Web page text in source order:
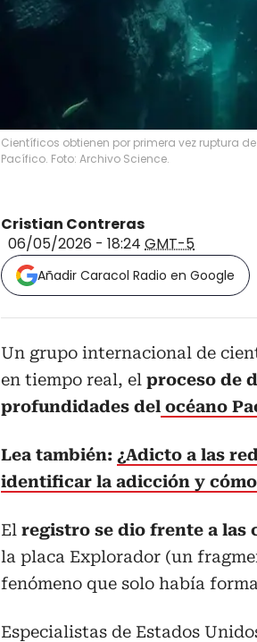
Científicos obtienen por primera vez ruptura
Pacífico. Foto: Archivo Science.
Cristian Contreras
06/05/2026 - 18:24 GMT-5
Añadir Caracol Radio en Google
Un grupo internacional de
en tiempo real, el proceso de
profundidades del océano
Lea también: ¿Adicto a las
identificar la adicción y
El registro se dio frente a las
la placa Explorador (un
fenómeno que solo había
Especialistas de Estados